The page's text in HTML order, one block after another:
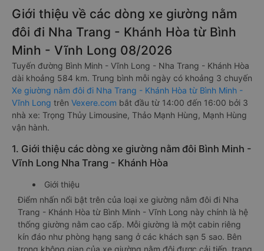
Giới thiệu về các dòng xe giường nằm
đôi đi Nha Trang - Khánh Hòa từ Bình
Minh - Vĩnh Long 08/2026
Tuyến đường Bình Minh - Vĩnh Long - Nha Trang - Khánh Hòa
dài khoảng 584 km. Trung bình mỗi ngày có khoảng 3 chuyến
Xe giường nằm đôi đi Nha Trang - Khánh Hòa từ Bình Minh -
Vĩnh Long trên Vexere.com bắt đầu từ 14:00 đến 16:00 bởi 3
nhà xe: Trọng Thủy Limousine, Thảo Mạnh Hùng, Mạnh Hùng
vận hành.
1. Giới thiệu các dòng xe giường nằm đôi Bình Minh -
Vĩnh Long Nha Trang - Khánh Hòa
Giới thiệu
Điểm nhấn nổi bật trên của loại xe giường nằm đôi đi Nha
Trang - Khánh Hòa từ Bình Minh - Vĩnh Long này chính là hệ
thống giường nằm cao cấp. Mỗi giường là một cabin riêng
kín đáo như phòng hạng sang ở các khách sạn 5 sao. Bên
trong không gian của xe giường nằm đôi được cải tiến, trang